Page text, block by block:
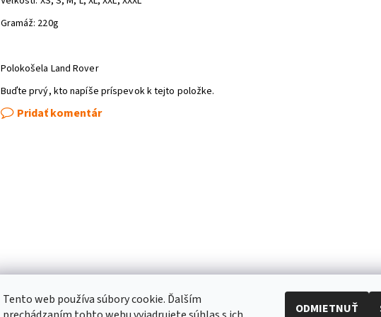
Gramáž: 220g
Polokošela Land Rover
Buďte prvý, kto napíše príspevok k tejto položke.
Pridať komentár
Tento web používa súbory cookie. Ďalším
ODMIETNUŤ